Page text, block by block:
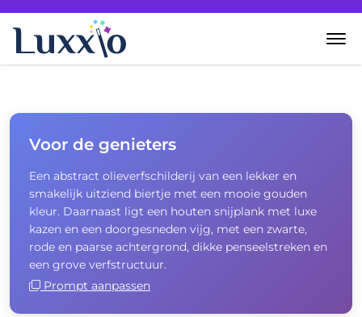
Wanddecoratie
Zelf creëren
Over Luxxio
Contact
Voor de genieters
Een abstract olieverfschilderij van een lekker en
smakelijk uitziend biertje met een mooie gouden
kleur. Daarnaast ligt een houten snijplank met luxe
kazen en een doorgesneden vijg, met een zwarte,
rode en paarse achtergrond, dikke penseelstreken en
een grove verfstructuur.
Prompt aanpassen